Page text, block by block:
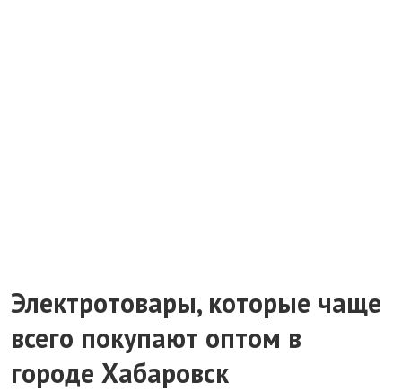
Электротовары, которые чаще
всего покупают оптом в
городе Хабаровск